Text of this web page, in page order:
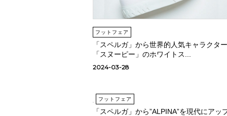
フットフェア
「スペルガ」から世界的人気キャラクター
「スヌーピー」のホワイトス...
2024-03-28
フットフェア
「スペルガ」から”ALPINA”を現代にアッ